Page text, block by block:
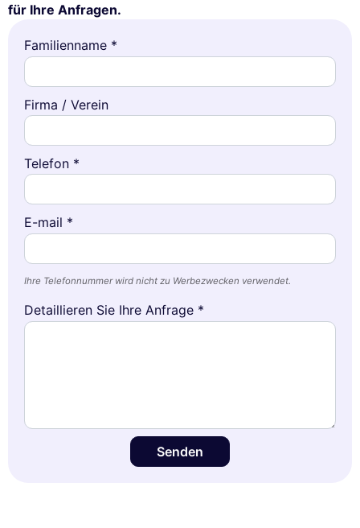
für Ihre Anfragen.
Familienname *
Firma / Verein
Telefon *
E-mail *
Ihre Telefonnummer wird nicht zu Werbezwecken verwendet.
Detaillieren Sie Ihre Anfrage *
Senden